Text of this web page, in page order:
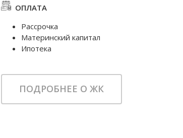
ОПЛАТА
Рассрочка
Материнский капитал
Ипотека
ПОДРОБНЕЕ О ЖК